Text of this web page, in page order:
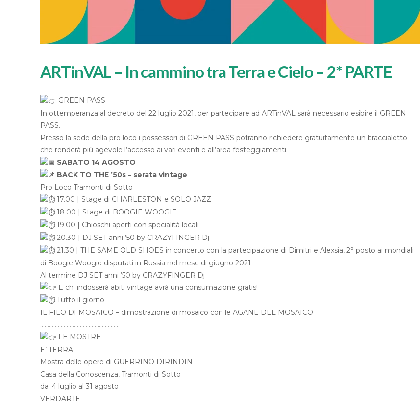
ARTinVAL – In cammino tra Terra e Cielo – 2* PARTE
GREEN PASS
In ottemperanza al decreto del 22 luglio 2021, per partecipare ad ARTinVAL sarà necessario esibire il GREEN
PASS.
Presso la sede della pro loco i possessori di GREEN PASS potranno richiedere gratuitamente un braccialetto
che renderà più agevole l’accesso ai vari eventi e all’area festeggiamenti.
SABATO 14 AGOSTO
BACK TO THE ’50s – serata vintage
Pro Loco Tramonti di Sotto
17.00 | Stage di CHARLESTON e SOLO JAZZ
18.00 | Stage di BOOGIE WOOGIE
19.00 | Chioschi aperti con specialità locali
20.30 | DJ SET anni ’50 by CRAZYFINGER Dj
21.30 | THE SAME OLD SHOES in concerto con la partecipazione di Dimitri e Alexsia, 2° posto ai mondiali
di Boogie Woogie disputati in Russia nel mese di giugno 2021
Al termine DJ SET anni ’50 by CRAZYFINGER Dj
E chi indosserà abiti vintage avrà una consumazione gratis!
Tutto il giorno
IL FILO DI MOSAICO – dimostrazione di mosaico con le AGANE DEL MOSAICO
………………………………………………
LE MOSTRE
E’ TERRA
Mostra delle opere di GUERRINO DIRINDIN
Casa della Conoscenza, Tramonti di Sotto
dal 4 luglio al 31 agosto
VERDARTE